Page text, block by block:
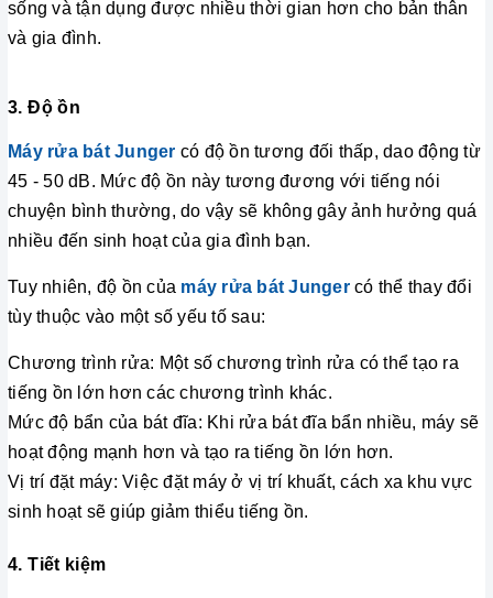
sống và tận dụng được nhiều thời gian hơn cho bản thân
và gia đình.
3. Độ ồn
Máy rửa bát Junger có độ ồn tương đối thấp, dao động từ
45 - 50 dB. Mức độ ồn này tương đương với tiếng nói
chuyện bình thường, do vậy sẽ không gây ảnh hưởng quá
nhiều đến sinh hoạt của gia đình bạn.
Tuy nhiên, độ ồn của máy rửa bát Jungercó thể thay đổi
tùy thuộc vào một số yếu tố sau:
Chương trình rửa: Một số chương trình rửa có thể tạo ra
tiếng ồn lớn hơn các chương trình khác.
Mức độ bẩn của bát đĩa: Khi rửa bát đĩa bẩn nhiều, máy sẽ
hoạt động mạnh hơn và tạo ra tiếng ồn lớn hơn.
Vị trí đặt máy: Việc đặt máy ở vị trí khuất, cách xa khu vực
sinh hoạt sẽ giúp giảm thiểu tiếng ồn.
4. Tiết kiệm